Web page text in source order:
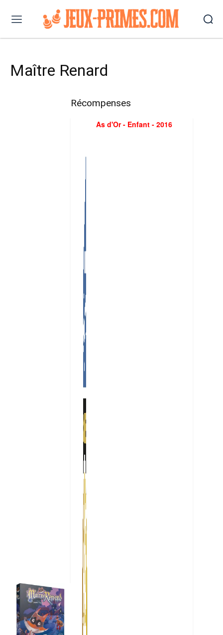
Maître Renard
Récompenses
As d'Or - Enfant - 2016